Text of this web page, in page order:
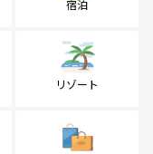
宿泊
リゾート